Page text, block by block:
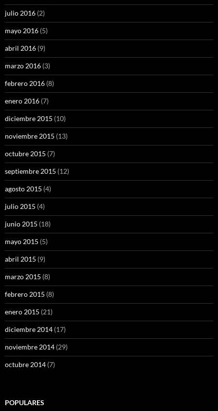
julio 2016 (2)
mayo 2016 (5)
abril 2016 (9)
marzo 2016 (3)
febrero 2016 (8)
enero 2016 (7)
diciembre 2015 (10)
noviembre 2015 (13)
octubre 2015 (7)
septiembre 2015 (12)
agosto 2015 (4)
julio 2015 (4)
junio 2015 (18)
mayo 2015 (5)
abril 2015 (9)
marzo 2015 (8)
febrero 2015 (8)
enero 2015 (21)
diciembre 2014 (17)
noviembre 2014 (29)
octubre 2014 (7)
POPULARES